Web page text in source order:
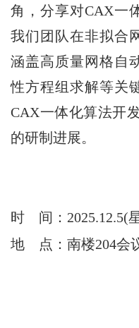
角，分享对CAX一
我们团队在非拟合
涵盖高质量网格自
性方程组求解等关
CAX一体化算法开
的研制进展。
时
间：2025.12.5(
地
点：南楼204会